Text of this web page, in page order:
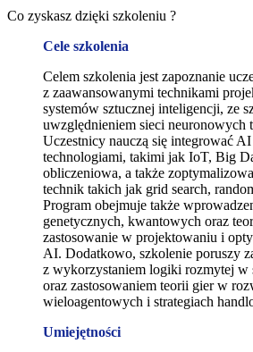
Co zyskasz dzięki szkoleniu ?
Cele szkolenia
Celem szkolenia jest zapoznanie
z zaawansowanymi technikami
systemów sztucznej inteligencji, ze
uwzględnieniem sieci neuronowych
Uczestnicy nauczą się integrować
technologiami, takimi jak IoT, Big
obliczeniowa, a także
technik takich jak grid search,
Program obejmuje także
genetycznych, kwantowych oraz
zastosowanie w projektowaniu i
AI. Dodatkowo, szkolenie poruszy
z wykorzystaniem logiki rozmytej w
oraz zastosowaniem teorii gier w
wieloagentowych i strategiach
Umiejętności